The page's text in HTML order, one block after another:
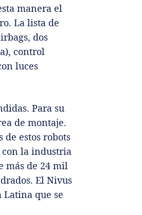
manera el
La lista de
dos
control
luces
Para su
de montaje.
de estos robots
con la industria
más de 24 mil
El Nivus
que se